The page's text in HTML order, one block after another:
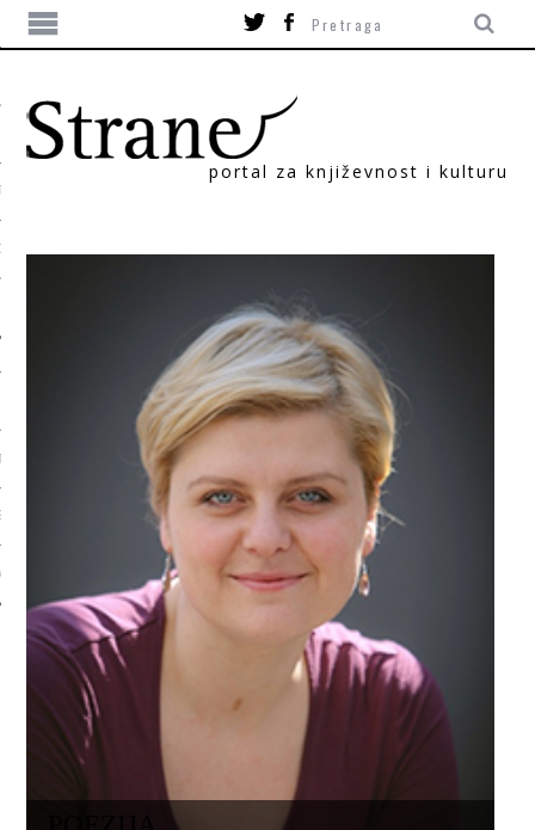
portal za književnost i kulturu